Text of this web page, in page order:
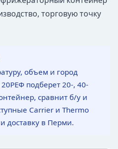
торговую точку
объем и город
подберет 20-, 40-
сравнит б/у и
Carrier и Thermo
доставку в Перми.